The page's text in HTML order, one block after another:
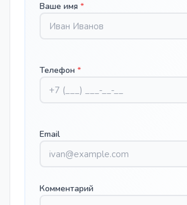
Ваше имя *
Телефон *
Email
Комментарий